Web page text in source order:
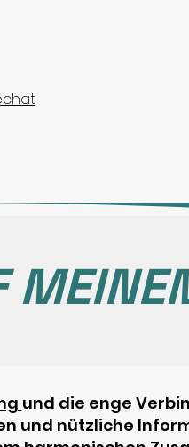
und die enge
und nützliche